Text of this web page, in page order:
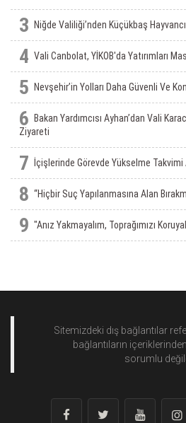
3 Niğde Valiliği’nden Küçükbaş
4 Vali Canbolat, YİKOB'da Yatırımları
5 Nevşehir’in Yolları Daha Güvenli Ve
6
Bakan Yardımcısı Ayhan’dan Vali
Ziyareti
7 İçişlerinde Görevde Yükselme Takvimi
8 “Hiçbir Suç Yapılanmasına Alan
9 "Anız Yakmayalım, Toprağımızı
Sitemizdeki dış bağlantılar
bağlantıların içeriklerinden
sorumlu